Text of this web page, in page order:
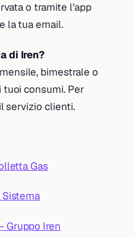
o tramite l’app
la tua email.
di Iren?
bimestrale o
tuoi consumi. Per
servizio clienti.
Gas
Sistema
Gruppo Iren